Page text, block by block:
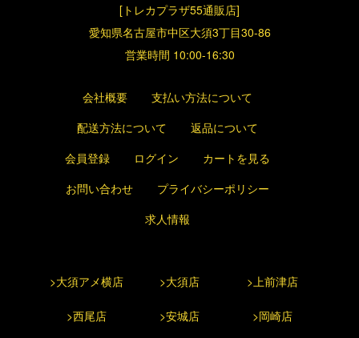
[トレカプラザ55通販店]
愛知県名古屋市中区大須3丁目30-86
営業時間 10:00-16:30
会社概要
支払い方法について
配送方法について
返品について
会員登録
ログイン
カートを見る
お問い合わせ
プライバシーポリシー
求人情報
>大須アメ横店 >大須店 >上前津店
>西尾店 >安城店 >岡崎店